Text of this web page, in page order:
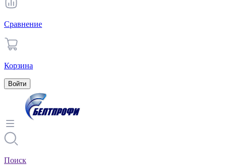
Сравнение
Корзина
Войти
Поиск